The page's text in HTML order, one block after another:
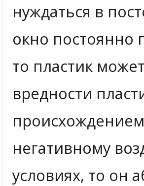
нуждаться в
окно постоянно
то пластик
вредности
негативному
условиях, то он